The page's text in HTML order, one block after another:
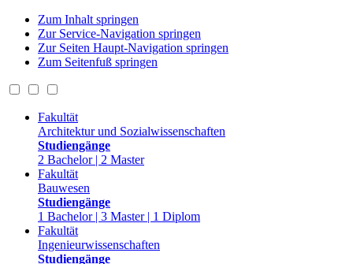
Zum Inhalt springen
Zur Service-Navigation springen
Zur Seiten Haupt-Navigation springen
Zum Seitenfuß springen
Fakultät
Architektur und Sozialwissenschaften
Studiengänge
2 Bachelor | 2 Master
Fakultät
Bauwesen
Studiengänge
1 Bachelor | 3 Master | 1 Diplom
Fakultät
Ingenieurwissenschaften
Studiengänge